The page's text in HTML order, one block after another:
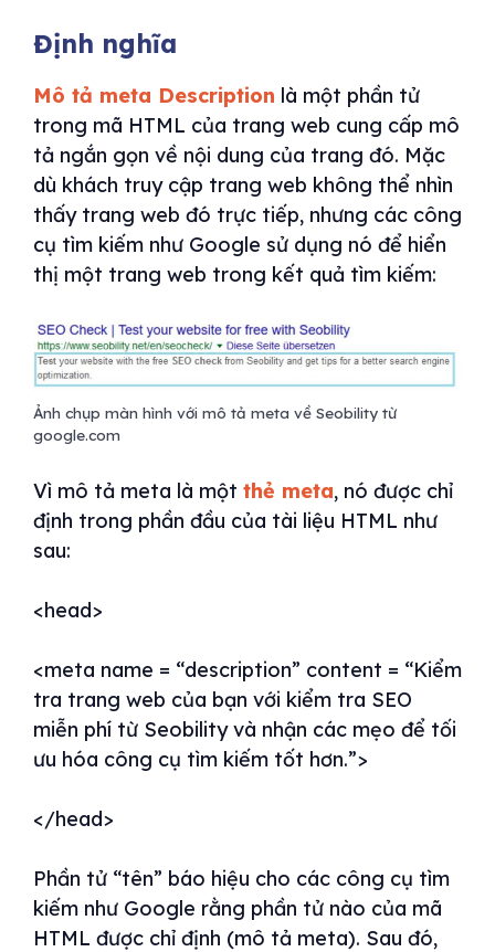
Định nghĩa
Mô tả meta Description là một phần tử
trong mã HTML của trang web cung cấp mô
tả ngắn gọn về nội dung của trang đó. Mặc
dù khách truy cập trang web không thể nhìn
thấy trang web đó trực tiếp, nhưng các công
cụ tìm kiếm như Google sử dụng nó để hiển
thị một trang web trong kết quả tìm kiếm:
Ảnh chụp màn hình với mô tả meta về Seobility từ
google.com
Vì mô tả meta là một thẻ meta, nó được chỉ
định trong phần đầu của tài liệu HTML như
sau:
<head>
<meta name = “description” content = “Kiểm
tra trang web của bạn với kiểm tra SEO
miễn phí từ Seobility và nhận các mẹo để tối
ưu hóa công cụ tìm kiếm tốt hơn.”>
</head>
Phần tử “tên” báo hiệu cho các công cụ tìm
kiếm như Google rằng phần tử nào của mã
HTML được chỉ định (mô tả meta). Sau đó,